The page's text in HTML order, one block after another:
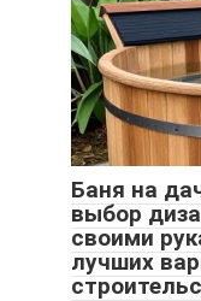
Баня на
выбор
своими
лучших